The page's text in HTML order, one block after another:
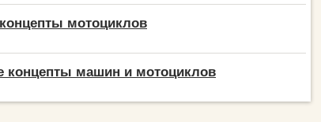
мотоциклов
концепты машин и мотоциклов